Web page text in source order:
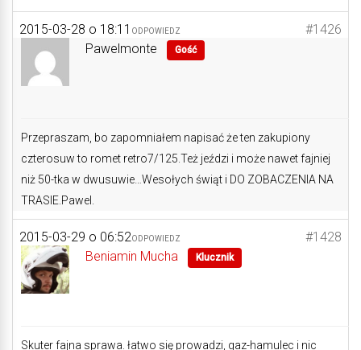
2015-03-28 o 18:11 #1426
ODPOWIEDZ
Pawelmonte Gość
Przepraszam, bo zapomniałem napisać że ten zakupiony
czterosuw to romet retro7/125.Też jeździ i może nawet fajniej
niż 50-tka w dwusuwie…Wesołych świąt i DO ZOBACZENIA NA
TRASIE.Pawel.
2015-03-29 o 06:52 #1428
ODPOWIEDZ
Beniamin Mucha Klucznik
Skuter fajna sprawa. łatwo się prowadzi, gaz-hamulec i nic